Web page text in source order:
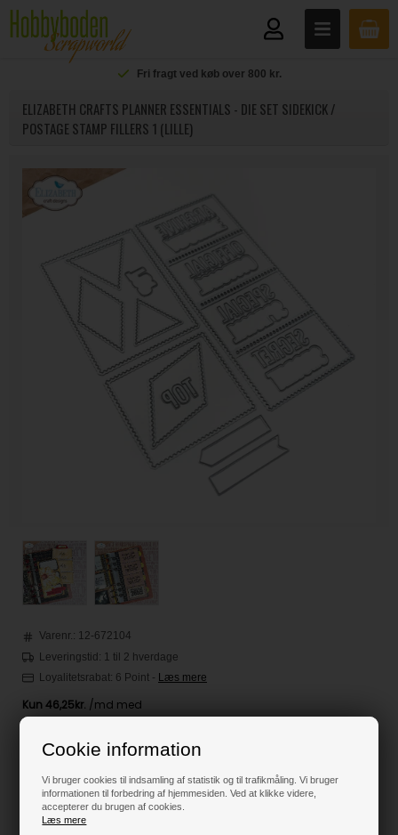
Cookie information
Vi bruger cookies til indsamling af statistik og til trafikmåling. Vi bruger
informationen til forbedring af hjemmesiden. Ved at klikke videre,
accepterer du brugen af cookies.
Læs mere
Fri fragt ved køb over 800 kr.
ELIZABETH CRAFTS PLANNER ESSENTIALS - DIE SET SIDEKICK /
POSTAGE STAMP FILLERS 1 (LILLE)
Varenr.: 12-672104
Leveringstid: 1 til 2 hverdage
Loyalitetsrabat: 6 Point - Læs mere
185,00DKK
Klik her for pris inkl. fragt